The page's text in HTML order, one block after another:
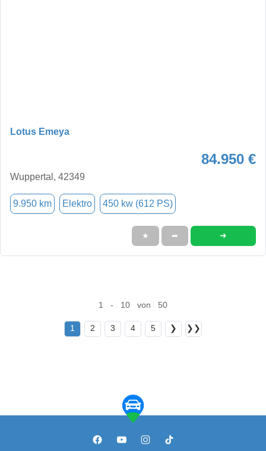
Lotus Emeya
84.950 €
Wuppertal, 42349
9.950 km Elektro 450 kw (612 PS)
★ ➦ ➜
1 - 10 von 50
1 2 3 4 5 ❯ ❯❯